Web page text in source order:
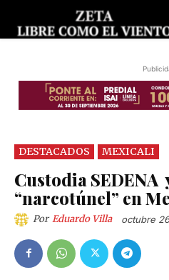
DESTACADOS MEXICALI
Custodia SEDENA
“narcotúnel” en
Por Eduardo Villa octubre